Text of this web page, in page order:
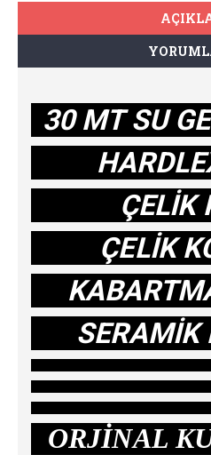
30 MT SU
ÇELİK
ÇELİK
SERAMİK
ORJİNAL